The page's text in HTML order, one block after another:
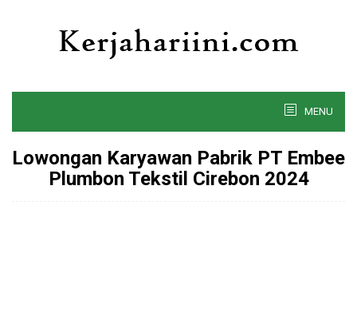
MENU
Lowongan Karyawan Pabrik PT Embee
Plumbon Tekstil Cirebon 2024